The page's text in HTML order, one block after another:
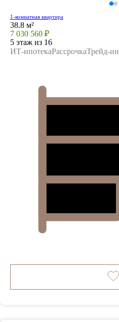
1-комнатная квартира
38.8 м²
7 030 560 ₽
5 этаж из 16
ИТ-ипотекаРассрочкаТрейд-ин